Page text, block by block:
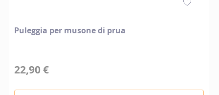
Puleggia per musone di prua
22,90 €